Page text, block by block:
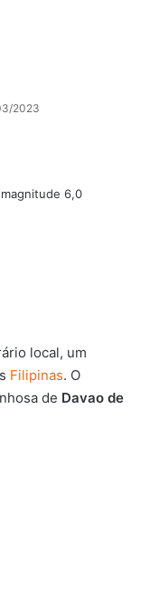
2023
local, um
Filipinas. O
de Davao de